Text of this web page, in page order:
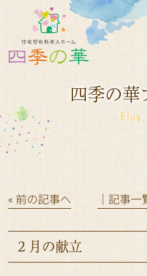
四季の華
Blog
« 前の記事へ │記事一
２月の献立